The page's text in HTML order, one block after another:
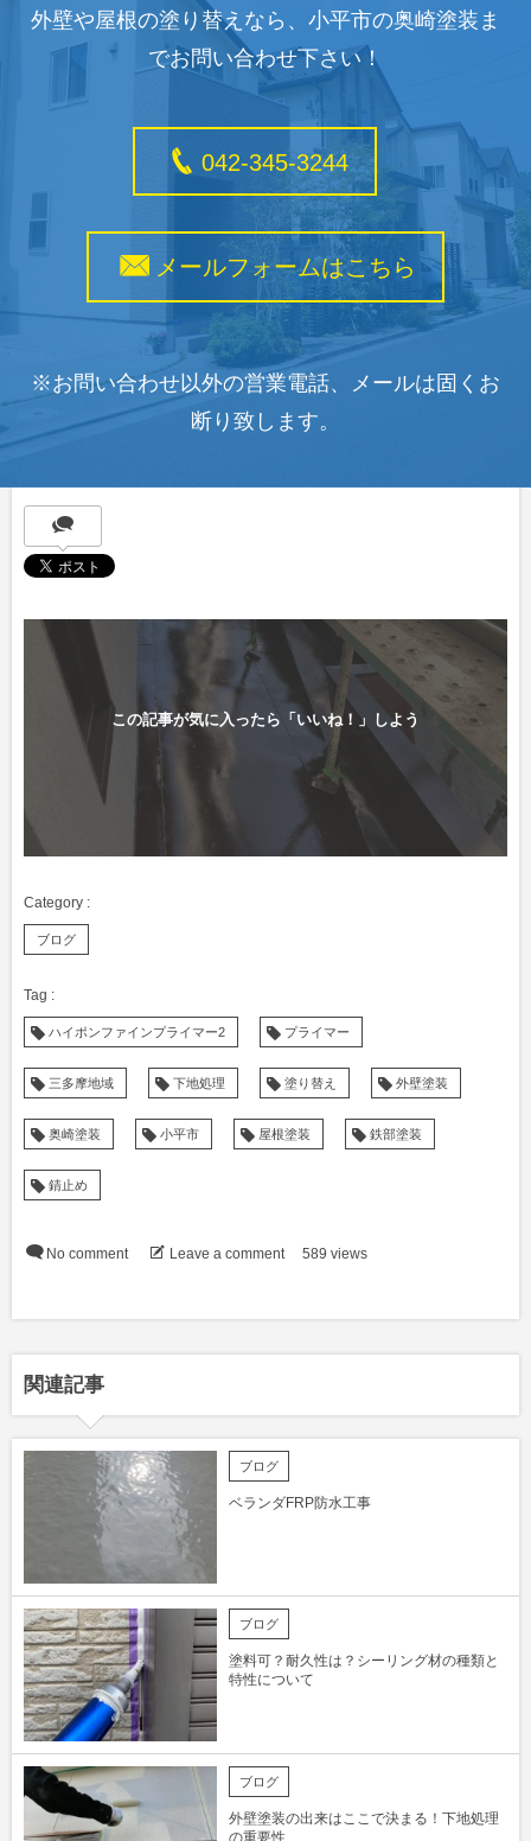
外壁や屋根の塗り替えなら、小平市の奥崎塗装ま
でお問い合わせ下さい！
042-345-3244
メールフォームはこちら
※お問い合わせ以外の営業電話、メールは固くお
断り致します。
この記事が気に入ったら「いいね！」しよう
ブログ
ハイポンファインプライマー2 プライマー
三多摩地域 下地処理 塗り替え 外壁塗装
奥崎塗装 小平市 屋根塗装 鉄部塗装
錆止め
No comment Leave a comment 589 views
関連記事
ブログ
ベランダFRP防水工事
ブログ
塗料可？耐久性は？シーリング材の種類と
特性について
ブログ
外壁塗装の出来はここで決まる！下地処理
の重要性